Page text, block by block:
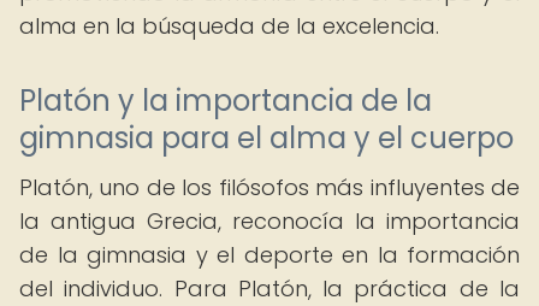
alma en la búsqueda de la excelencia.
Platón y la importancia de la
gimnasia para el alma y el cuerpo
Platón, uno de los filósofos más influyentes de
la antigua Grecia, reconocía la importancia
de la gimnasia y el deporte en la formación
del individuo. Para Platón, la práctica de la